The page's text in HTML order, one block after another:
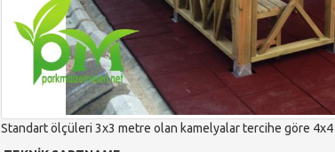
Standart ölçüleri 3x3 metre olan kamelyalar tercihe göre